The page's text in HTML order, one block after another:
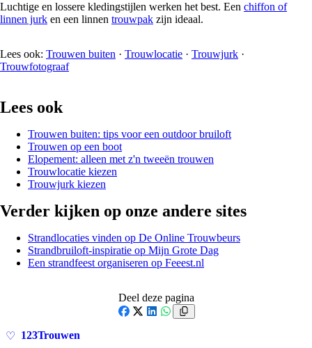
Luchtige en lossere kledingstijlen werken het best. Een chiffon of
linnen jurk en een linnen trouwpak zijn ideaal.
Lees ook: Trouwen buiten · Trouwlocatie · Trouwjurk ·
Trouwfotograaf
Lees ook
Trouwen buiten: tips voor een outdoor bruiloft
Trouwen op een boot
Elopement: alleen met z'n tweeën trouwen
Trouwlocatie kiezen
Trouwjurk kiezen
Verder kijken op onze andere sites
Strandlocaties vinden op De Online Trouwbeurs
Strandbruiloft-inspiratie op Mijn Grote Dag
Een strandfeest organiseren op Feeest.nl
Deel deze pagina
♡ 123Trouwen